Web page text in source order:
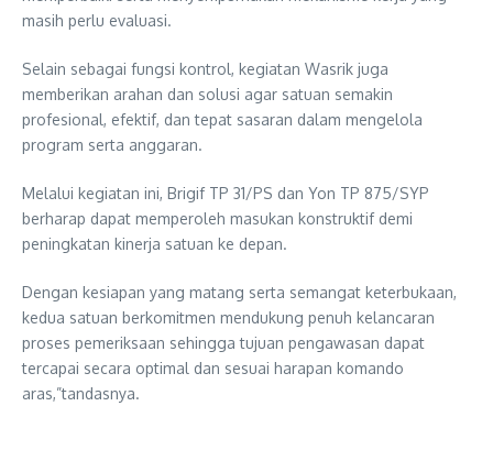
masih perlu evaluasi.
Selain sebagai fungsi kontrol, kegiatan Wasrik juga
memberikan arahan dan solusi agar satuan semakin
profesional, efektif, dan tepat sasaran dalam mengelola
program serta anggaran.
Melalui kegiatan ini, Brigif TP 31/PS dan Yon TP 875/SYP
berharap dapat memperoleh masukan konstruktif demi
peningkatan kinerja satuan ke depan.
Dengan kesiapan yang matang serta semangat keterbukaan,
kedua satuan berkomitmen mendukung penuh kelancaran
proses pemeriksaan sehingga tujuan pengawasan dapat
tercapai secara optimal dan sesuai harapan komando
aras,”tandasnya.